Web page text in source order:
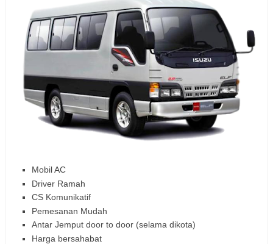
Mobil AC
Driver Ramah
CS Komunikatif
Pemesanan Mudah
Antar Jemput door to door (selama dikota)
Harga bersahabat